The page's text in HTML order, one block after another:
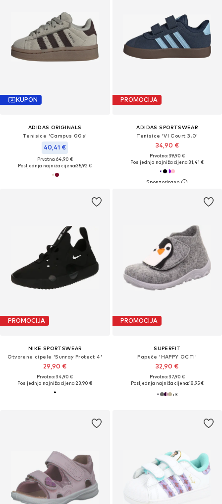
KUPON
ADIDAS ORIGINALS
Tenisice 'Campus 00s'
40,41 €
Prvotno: 64,90 €
Posljednja najniža cijena:35,92 €
PROMOCIJA
ADIDAS SPORTSWEAR
Tenisice 'Vl Court 3.0'
34,90 €
Prvotno: 39,90 €
Posljednja najniža cijena:31,41 €
PROMOCIJA
NIKE SPORTSWEAR
Otvorene cipele 'Sunray Protect 4'
29,90 €
Prvotno: 34,90 €
Posljednja najniža cijena:23,90 €
PROMOCIJA
SUPERFIT
Papuče 'HAPPY OCTI'
32,90 €
Prvotno: 37,90 €
Posljednja najniža cijena:18,95 €
+3